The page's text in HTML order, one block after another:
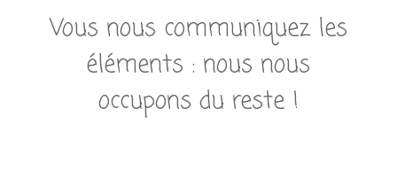
Vous nous communiquez les
éléments : nous nous
occupons du reste !